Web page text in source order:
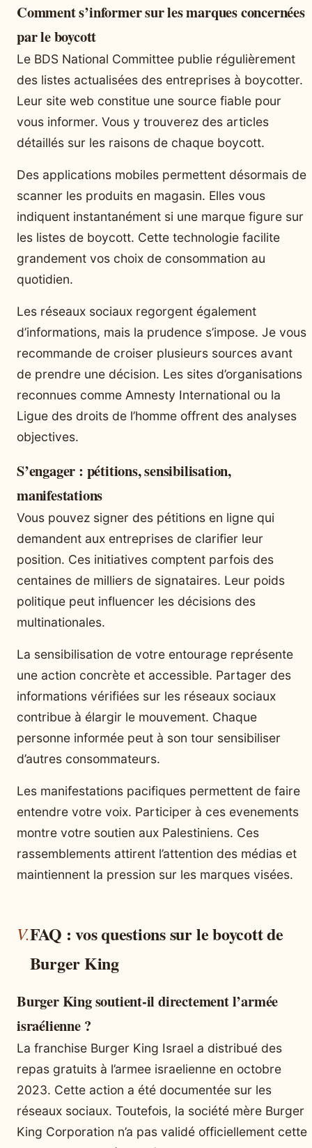
Comment s’informer sur les marques concernées
par le boycott
Le BDS National Committee publie régulièrement
des listes actualisées des entreprises à boycotter.
Leur site web constitue une source fiable pour
vous informer. Vous y trouverez des articles
détaillés sur les raisons de chaque boycott.
Des applications mobiles permettent désormais de
scanner les produits en magasin. Elles vous
indiquent instantanément si une marque figure sur
les listes de boycott. Cette technologie facilite
grandement vos choix de consommation au
quotidien.
Les réseaux sociaux regorgent également
d’informations, mais la prudence s’impose. Je vous
recommande de croiser plusieurs sources avant
de prendre une décision. Les sites d’organisations
reconnues comme Amnesty International ou la
Ligue des droits de l’homme offrent des analyses
objectives.
S’engager : pétitions, sensibilisation,
manifestations
Vous pouvez signer des pétitions en ligne qui
demandent aux entreprises de clarifier leur
position. Ces initiatives comptent parfois des
centaines de milliers de signataires. Leur poids
politique peut influencer les décisions des
multinationales.
La sensibilisation de votre entourage représente
une action concrète et accessible. Partager des
informations vérifiées sur les réseaux sociaux
contribue à élargir le mouvement. Chaque
personne informée peut à son tour sensibiliser
d’autres consommateurs.
Les manifestations pacifiques permettent de faire
entendre votre voix. Participer à ces evenements
montre votre soutien aux Palestiniens. Ces
rassemblements attirent l’attention des médias et
maintiennent la pression sur les marques visées.
FAQ : vos questions sur le boycott de
Burger King
Burger King soutient-il directement l’armée
israélienne ?
La franchise Burger King Israel a distribué des
repas gratuits à l’armee israelienne en octobre
2023. Cette action a été documentée sur les
réseaux sociaux. Toutefois, la société mère Burger
King Corporation n’a pas validé officiellement cette